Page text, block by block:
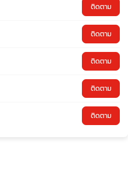
ติดตาม
ติดตาม
ติดตาม
ติดตาม
ติดตาม